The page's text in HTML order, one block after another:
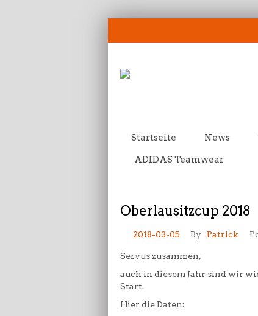
Startseite News
ADIDAS Teamwear
Oberlausitzcup 2018
2018-03-05 By Patrick
Servus zusammen,
auch in diesem Jahr sind wir
Start.
Hier die Daten: